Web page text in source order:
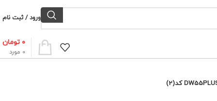
ورود / ثبت نام
0 مورد
۰ تومان